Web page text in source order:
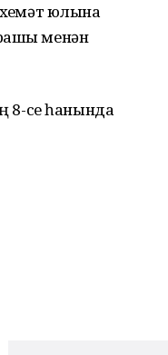
юлына
менән
8-се һанында